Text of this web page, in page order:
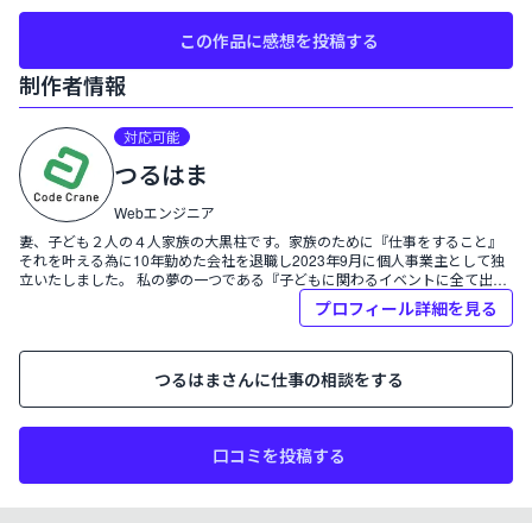
制作者情報
プロフィール:つるはま
対応可能
つるはま
Webエンジニア
妻、子ども２人の４人家族の大黒柱です。家族のために『仕事をすること』
それを叶える為に10年勤めた会社を退職し2023年9月に個人事業主として独
立いたしました。 私の夢の一つである『子どもに関わるイベントに全て出席
すること』を実現すべく、このWeb業界で生きていくことを決断しました。
プロフィール詳細を見る
この作品に感想を投稿する
つるはまさんに仕事の相談をする
口コミを投稿する